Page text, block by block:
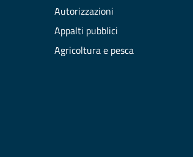
Autorizzazioni
Appalti pubblici
Agricoltura e pesca